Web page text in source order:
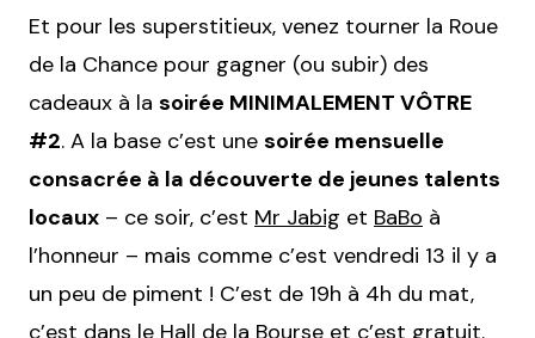
Et pour les superstitieux, venez tourner la Roue
de la Chance pour gagner (ou subir) des
cadeaux à la soirée MINIMALEMENT VÔTRE
#2. A la base c’est une soirée mensuelle
consacrée à la découverte de jeunes talents
locaux – ce soir, c’est Mr Jabig et BaBo à
l’honneur – mais comme c’est vendredi 13 il y a
un peu de piment ! C’est de 19h à 4h du mat,